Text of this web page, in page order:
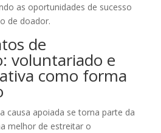
as oportunidades de sucesso
de doador.
de
voluntariado e
como forma
causa apoiada se torna parte da
melhor de estreitar o